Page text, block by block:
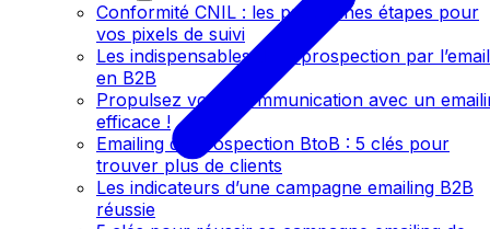
Conformité CNIL : les prochaines étapes pour
vos pixels de suivi
Les indispensables de la prospection par l’email
en B2B
Propulsez votre communication avec un
efficace !
Emailing de prospection BtoB : 5 clés pour
trouver plus de clients
Les indicateurs d’une campagne emailing B2B
réussie